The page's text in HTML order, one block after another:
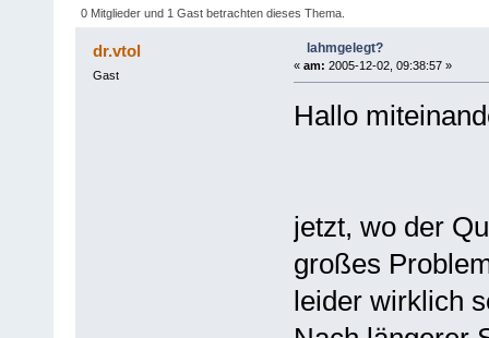
0 Mitglieder und 1 Gast betrachten dieses Thema.
dr.vtol
Gast
lahmgelegt?
« am: 2005-12-02, 09:38:57 »
Hallo
jetzt, wo der
großes
leider wirklich